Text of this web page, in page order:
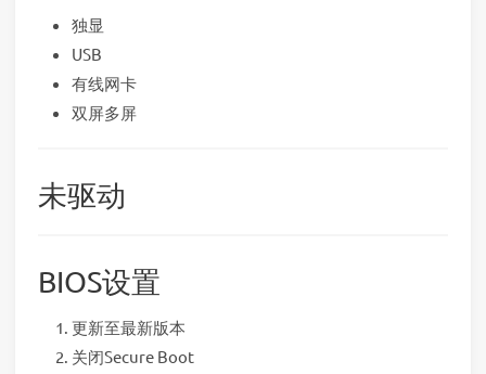
独显
USB
有线网卡
双屏多屏
未驱动
BIOS设置
更新至最新版本
关闭Secure Boot